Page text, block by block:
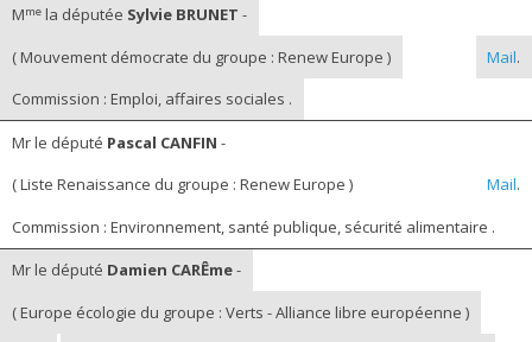
Mmela députée Sylvie BRUNET -
( Mouvement démocrate du groupe : Renew Europe )
Mail.
Commission : Emploi, affaires sociales .
Mr le député Pascal CANFIN -
( Liste Renaissance du groupe : Renew Europe )
Mail.
Commission : Environnement, santé publique, sécurité alimentaire .
Mr le député Damien CARÊme-
( Europe écologie du groupe : Verts - Alliance libre européenne )